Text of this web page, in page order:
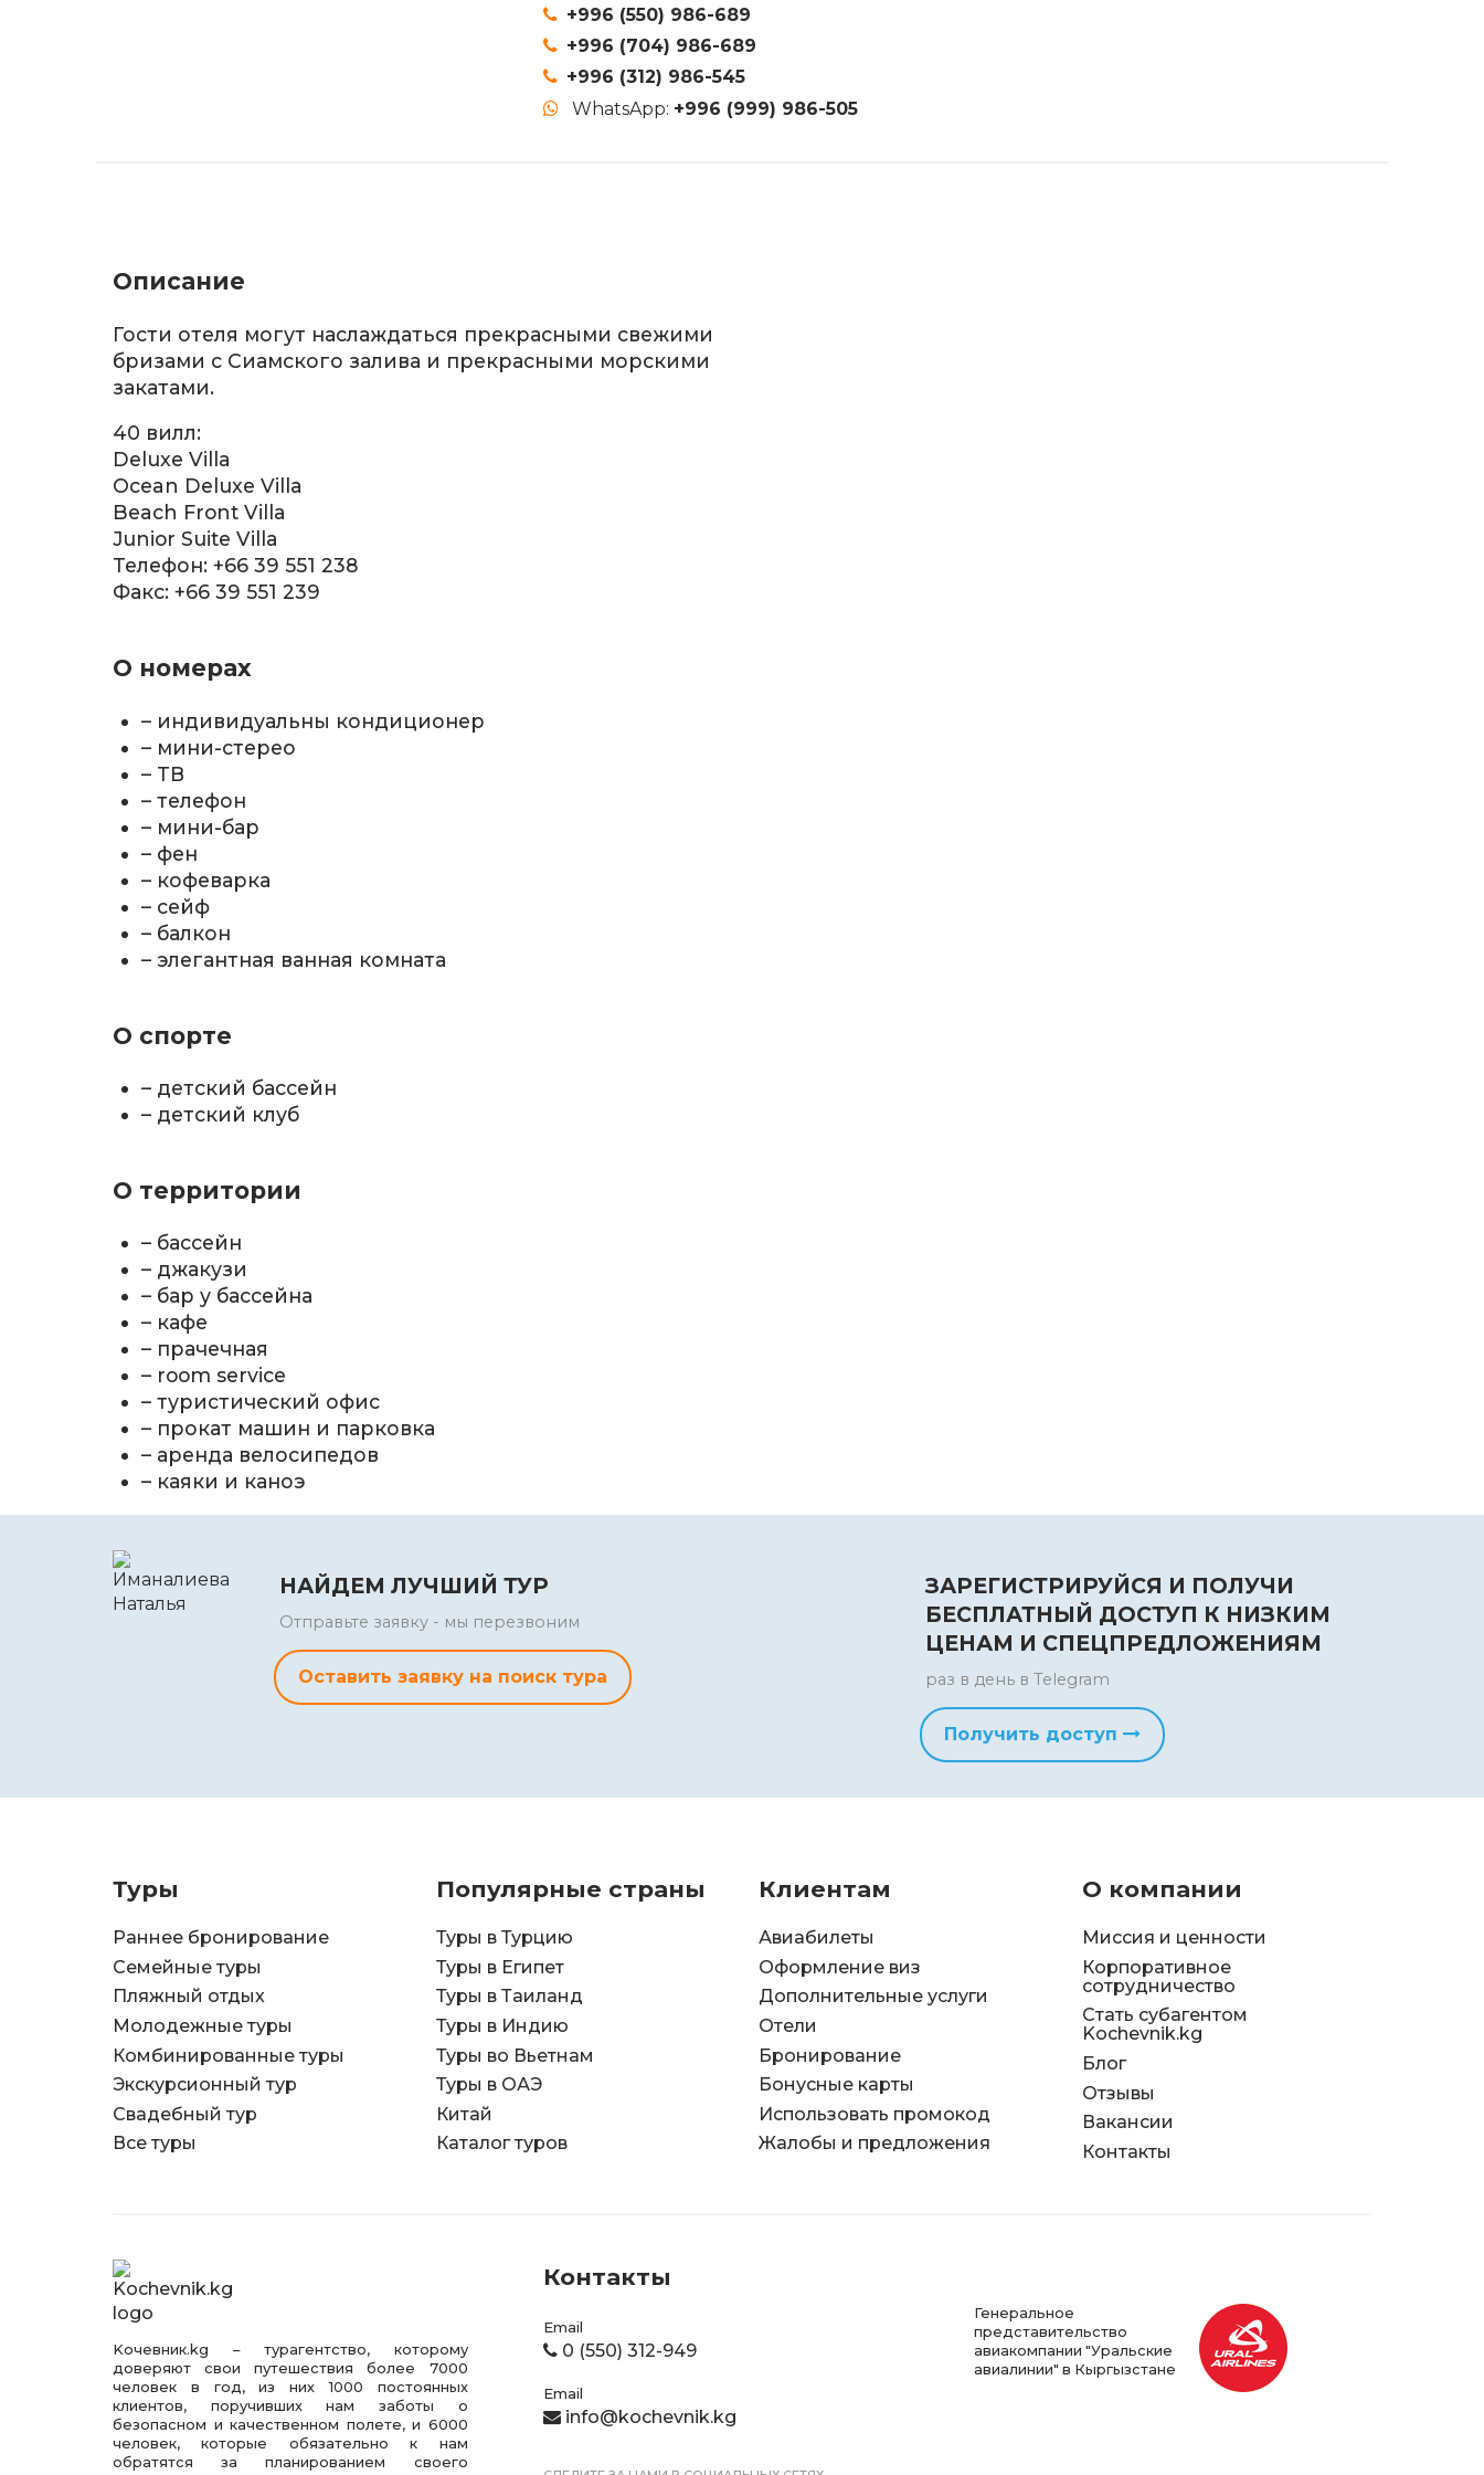
+996 (550) 986-689
+996 (704) 986-689
+996 (312) 986-545
WhatsApp: +996 (999) 986-505
Описание
Гости отеля могут наслаждаться прекрасными свежими
бризами с Сиамского залива и прекрасными морскими
закатами.
40 вилл:
Deluxe Villa
Ocean Deluxe Villa
Beach Front Villa
Junior Suite Villa
Телефон: +66 39 551 238
Факс: +66 39 551 239
О номерах
– индивидуальны кондиционер
– мини-стерео
– ТВ
– телефон
– мини-бар
– фен
– кофеварка
– сейф
– балкон
– элегантная ванная комната
О спорте
– детский бассейн
– детский клуб
О территории
– бассейн
– джакузи
– бар у бассейна
– кафе
– прачечная
– room service
– туристический офис
– прокат машин и парковка
– аренда велосипедов
– каяки и каноэ
НАЙДЕМ ЛУЧШИЙ ТУР
Отправьте заявку - мы перезвоним
Оставить заявку на поиск тура
ЗАРЕГИСТРИРУЙСЯ И ПОЛУЧИ
БЕСПЛАТНЫЙ ДОСТУП К НИЗКИМ
ЦЕНАМ И СПЕЦПРЕДЛОЖЕНИЯМ
раз в день в Telegram
Получить доступ
Туры
Раннее бронирование
Семейные туры
Пляжный отдых
Молодежные туры
Комбинированные туры
Экскурсионный тур
Свадебный тур
Все туры
Популярные страны
Туры в Турцию
Туры в Египет
Туры в Таиланд
Туры в Индию
Туры во Вьетнам
Туры в ОАЭ
Китай
Каталог туров
Клиентам
Авиабилеты
Оформление виз
Дополнительные услуги
Отели
Бронирование
Бонусные карты
Использовать промокод
Жалобы и предложения
О компании
Миссия и ценности
Корпоративное
сотрудничество
Стать субагентом
Kochevnik.kg
Блог
Отзывы
Вакансии
Контакты
Kочевник.kg – турагентство, которому
доверяют свои путешествия более 7000
человек в год, из них 1000 постоянных
клиентов, поручивших нам заботы о
безопасном и качественном полете, и 6000
человек, которые обязательно к нам
обратятся за планированием своего
Контакты
Email
0 (550) 312-949
Email
info@kochevnik.kg
Генеральное
представительство
авиакомпании "Уральские
авиалинии" в Кыргызстане